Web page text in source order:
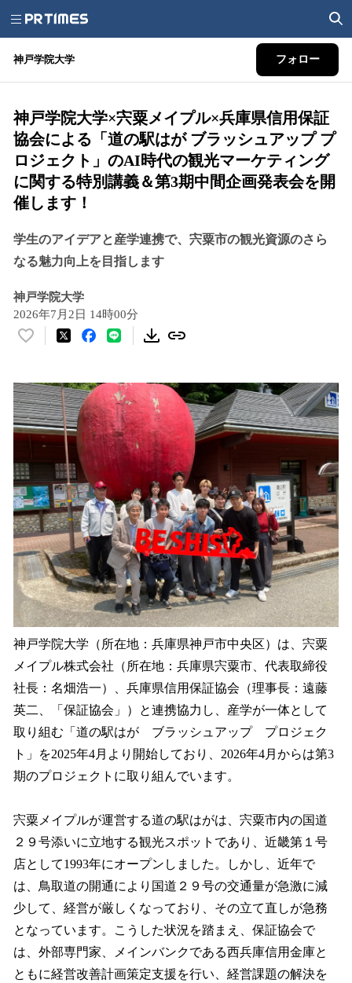
神戸学院大学 フォロー
神戸学院大学×宍粟メイプル×兵庫県信用保証
協会による「道の駅はが ブラッシュアップ プ
ロジェクト」のAI時代の観光マーケティング
に関する特別講義＆第3期中間企画発表会を開
催します！
学生のアイデアと産学連携で、宍粟市の観光資源のさら
なる魅力向上を目指します
神戸学院大学
2026年7月2日 14時00分
い
！
数
を
読
込
み
中
で
す
神戸学院大学（所在地：兵庫県神戸市中央区）は、宍粟
メイプル株式会社（所在地：兵庫県宍粟市、代表取締役
社長：名畑浩一）、兵庫県信用保証協会（理事長：遠藤
英二、「保証協会」）と連携協力し、産学が一体として
取り組む「道の駅はが ブラッシュアップ プロジェク
ト」を2025年4月より開始しており、2026年4月からは第3
期のプロジェクトに取り組んでいます。
宍粟メイプルが運営する道の駅はがは、宍粟市内の国道
２９号添いに立地する観光スポットであり、近畿第１号
店として1993年にオープンしました。しかし、近年で
は、鳥取道の開通により国道２９号の交通量が急激に減
少して、経営が厳しくなっており、その立て直しが急務
となっています。こうした状況を踏まえ、保証協会で
は、外部専門家、メインバンクである西兵庫信用金庫と
ともに経営改善計画策定支援を行い、経営課題の解決を